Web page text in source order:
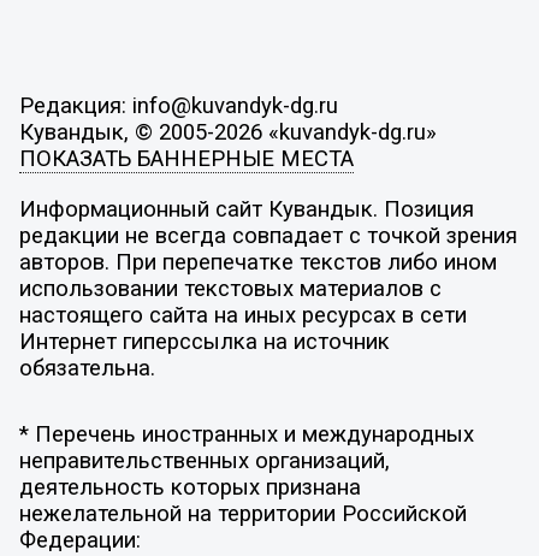
Редакция: info@kuvandyk-dg.ru
Кувандык, © 2005-2026 «kuvandyk-dg.ru»
ПОКАЗАТЬ БАННЕРНЫЕ МЕСТА
Информационный сайт Кувандык. Позиция
редакции не всегда совпадает с точкой зрения
авторов. При перепечатке текстов либо ином
использовании текстовых материалов с
настоящего сайта на иных ресурсах в сети
Интернет гиперссылка на источник
обязательна.
* Перечень иностранных и международных
неправительственных организаций,
деятельность которых признана
нежелательной на территории Российской
Федерации: